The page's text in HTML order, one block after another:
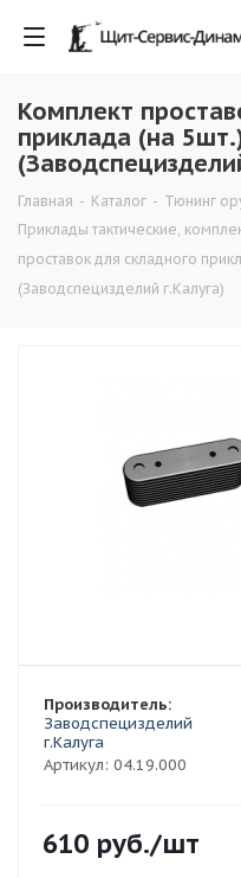
Комплект
приклада (на
Главная - Каталог - Тюнинг
Приклады тактические,
проставок для складного
(Заводспецизделий г.Калуга)
Артикул: 04.19.000
Производитель:
Заводспецизделий
г.Калуга
610 руб./шт